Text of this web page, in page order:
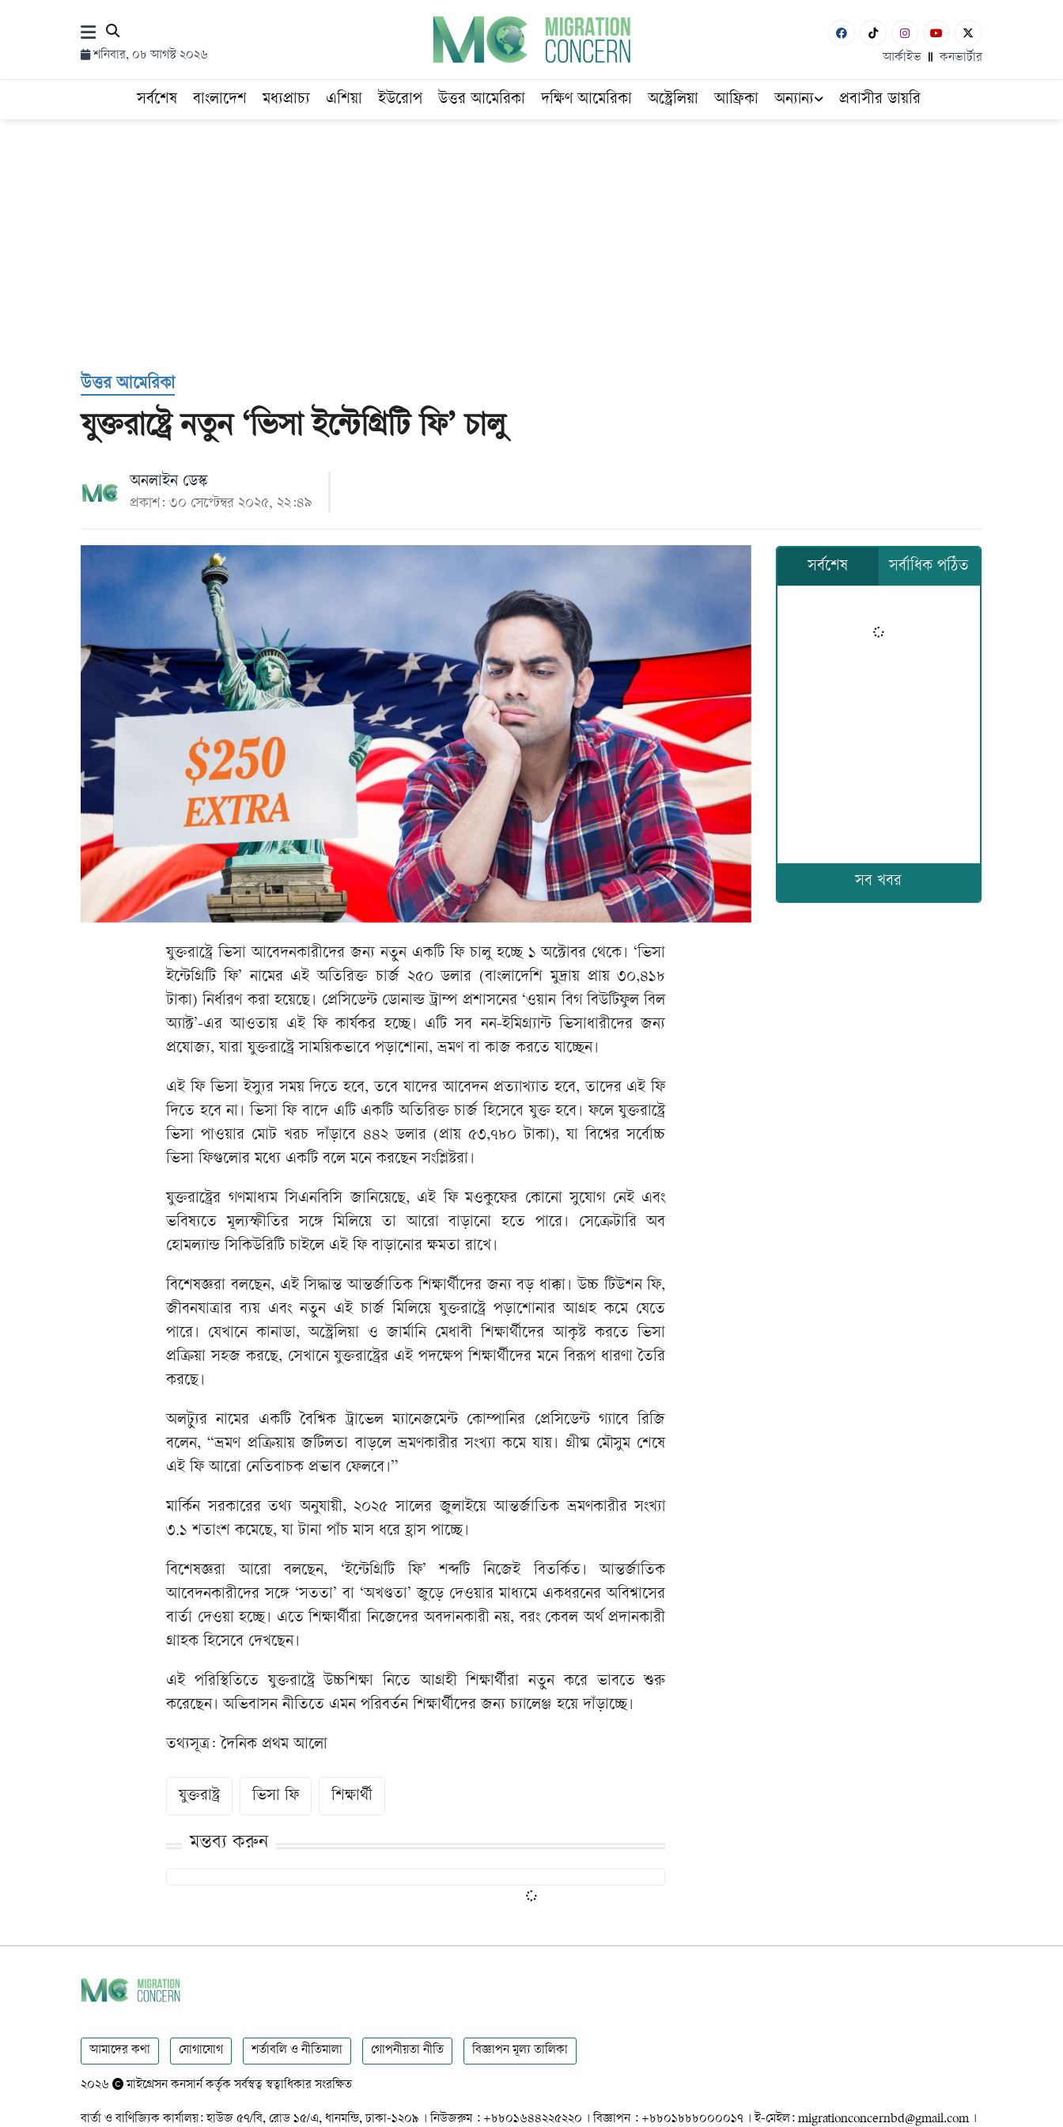
শনিবার, ০৮ আগস্ট ২০২৬ আর্কাইভ কনভার্টার
সর্বশেষ বাংলাদেশ মধ্যপ্রাচ্য এশিয়া ইউরোপ উত্তর আমেরিকা দক্ষিণ আমেরিকা অস্ট্রেলিয়া আফ্রিকা অন্যান্য প্রবাসীর ডায়রি
উত্তর আমেরিকা
যুক্তরাষ্ট্রে নতুন ‘ভিসা ইন্টেগ্রিটি ফি’ চালু
অনলাইন ডেস্ক
প্রকাশ: ৩০ সেপ্টেম্বর ২০২৫, ২২:৪৯
যুক্তরাষ্ট্রে ভিসা আবেদনকারীদের জন্য নতুন একটি ফি চালু হচ্ছে ১ অক্টোবর থেকে। ‘ভিসা
ইন্টেগ্রিটি ফি’ নামের এই অতিরিক্ত চার্জ ২৫০ ডলার (বাংলাদেশি মুদ্রায় প্রায় ৩০,৪১৮
টাকা) নির্ধারণ করা হয়েছে। প্রেসিডেন্ট ডোনাল্ড ট্রাম্প প্রশাসনের ‘ওয়ান বিগ বিউটিফুল বিল
অ্যাক্ট’-এর আওতায় এই ফি কার্যকর হচ্ছে। এটি সব নন-ইমিগ্র্যান্ট ভিসাধারীদের জন্য
প্রযোজ্য, যারা যুক্তরাষ্ট্রে সাময়িকভাবে পড়াশোনা, ভ্রমণ বা কাজ করতে যাচ্ছেন।
এই ফি ভিসা ইস্যুর সময় দিতে হবে, তবে যাদের আবেদন প্রত্যাখ্যাত হবে, তাদের এই ফি
দিতে হবে না। ভিসা ফি বাদে এটি একটি অতিরিক্ত চার্জ হিসেবে যুক্ত হবে। ফলে যুক্তরাষ্ট্রে
ভিসা পাওয়ার মোট খরচ দাঁড়াবে ৪৪২ ডলার (প্রায় ৫৩,৭৮০ টাকা), যা বিশ্বের সর্বোচ্চ
ভিসা ফিগুলোর মধ্যে একটি বলে মনে করছেন সংশ্লিষ্টরা।
যুক্তরাষ্ট্রের গণমাধ্যম সিএনবিসি জানিয়েছে, এই ফি মওকুফের কোনো সুযোগ নেই এবং
ভবিষ্যতে মূল্যস্ফীতির সঙ্গে মিলিয়ে তা আরো বাড়ানো হতে পারে। সেক্রেটারি অব
হোমল্যান্ড সিকিউরিটি চাইলে এই ফি বাড়ানোর ক্ষমতা রাখে।
বিশেষজ্ঞরা বলছেন, এই সিদ্ধান্ত আন্তর্জাতিক শিক্ষার্থীদের জন্য বড় ধাক্কা। উচ্চ টিউশন ফি,
জীবনযাত্রার ব্যয় এবং নতুন এই চার্জ মিলিয়ে যুক্তরাষ্ট্রে পড়াশোনার আগ্রহ কমে যেতে
পারে। যেখানে কানাডা, অস্ট্রেলিয়া ও জার্মানি মেধাবী শিক্ষার্থীদের আকৃষ্ট করতে ভিসা
প্রক্রিয়া সহজ করছে, সেখানে যুক্তরাষ্ট্রের এই পদক্ষেপ শিক্ষার্থীদের মনে বিরূপ ধারণা তৈরি
করছে।
অলট্যুর নামের একটি বৈশ্বিক ট্রাভেল ম্যানেজমেন্ট কোম্পানির প্রেসিডেন্ট গ্যাবে রিজি
বলেন, “ভ্রমণ প্রক্রিয়ায় জটিলতা বাড়লে ভ্রমণকারীর সংখ্যা কমে যায়। গ্রীষ্ম মৌসুম শেষে
এই ফি আরো নেতিবাচক প্রভাব ফেলবে।”
মার্কিন সরকারের তথ্য অনুযায়ী, ২০২৫ সালের জুলাইয়ে আন্তর্জাতিক ভ্রমণকারীর সংখ্যা
৩.১ শতাংশ কমেছে, যা টানা পাঁচ মাস ধরে হ্রাস পাচ্ছে।
বিশেষজ্ঞরা আরো বলছেন, ‘ইন্টেগ্রিটি ফি’ শব্দটি নিজেই বিতর্কিত। আন্তর্জাতিক
আবেদনকারীদের সঙ্গে ‘সততা’ বা ‘অখণ্ডতা’ জুড়ে দেওয়ার মাধ্যমে একধরনের অবিশ্বাসের
বার্তা দেওয়া হচ্ছে। এতে শিক্ষার্থীরা নিজেদের অবদানকারী নয়, বরং কেবল অর্থ প্রদানকারী
গ্রাহক হিসেবে দেখছেন।
এই পরিস্থিতিতে যুক্তরাষ্ট্রে উচ্চশিক্ষা নিতে আগ্রহী শিক্ষার্থীরা নতুন করে ভাবতে শুরু
করেছেন। অভিবাসন নীতিতে এমন পরিবর্তন শিক্ষার্থীদের জন্য চ্যালেঞ্জ হয়ে দাঁড়াচ্ছে।
তথ্যসূত্র: দৈনিক প্রথম আলো
যুক্তরাষ্ট্র ভিসা ফি শিক্ষার্থী
মন্তব্য করুন
সর্বশেষ সর্বাধিক পঠিত
সব খবর
আমাদের কথা যোগাযোগ শর্তাবলি ও নীতিমালা গোপনীয়তা নীতি বিজ্ঞাপন মূল্য তালিকা
২০২৬ মাইগ্রেসন কনসার্ন কর্তৃক সর্বস্বত্ব স্বত্বাধিকার সংরক্ষিত
বার্তা ও বাণিজ্যিক কার্যালয়: হাউজ ৫৭/বি, রোড ১৫/এ, ধানমন্ডি, ঢাকা-১২০৯ । নিউজরুম : +৮৮০১৬৪৪২২৫২২০ । বিজ্ঞাপন : +৮৮০১৮৮৮০০০০১৭ । ই-মেইল: migrationconcernbd@gmail.com ।